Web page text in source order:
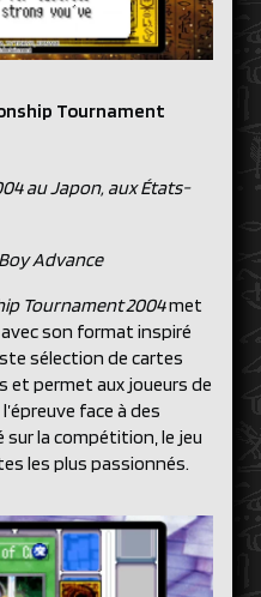
Tournament
au Japon, aux États-
Advance
Tournament 2004met
son format inspiré
sélection de cartes
permet aux joueurs de
face à des
sur la compétition, le jeu
les plus passionnés.